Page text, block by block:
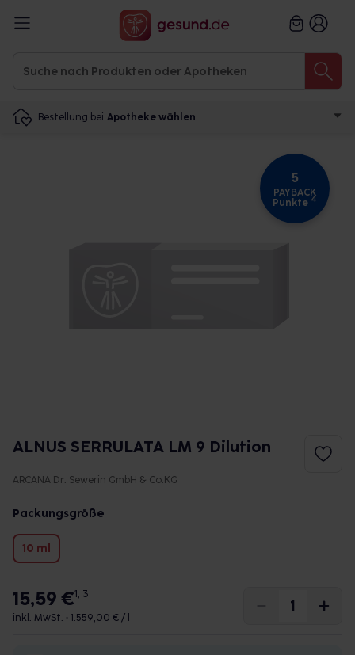
Bestellung bei Apotheke wählen
5
PAYBACK
Punkte 4
ALNUS SERRULATA LM 9 Dilution
ARCANA Dr. Sewerin GmbH & Co.KG
Packungsgröße
10 ml
15,59 €1, 3
inkl. MwSt. • 1.559,00 € / l